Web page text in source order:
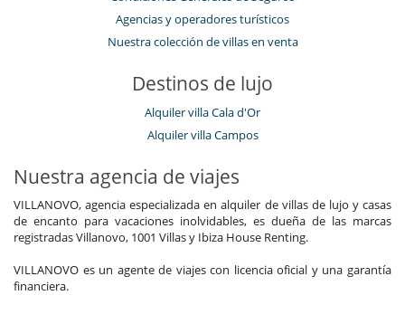
Agencias y operadores turísticos
Nuestra colección de villas en venta
Destinos de lujo
Alquiler villa Cala d'Or
Alquiler villa Campos
Nuestra agencia de viajes
VILLANOVO, agencia especializada en alquiler de villas de lujo y casas
de encanto para vacaciones inolvidables, es dueña de las marcas
registradas Villanovo, 1001 Villas y Ibiza House Renting.
VILLANOVO es un agente de viajes con licencia oficial y una garantía
financiera.